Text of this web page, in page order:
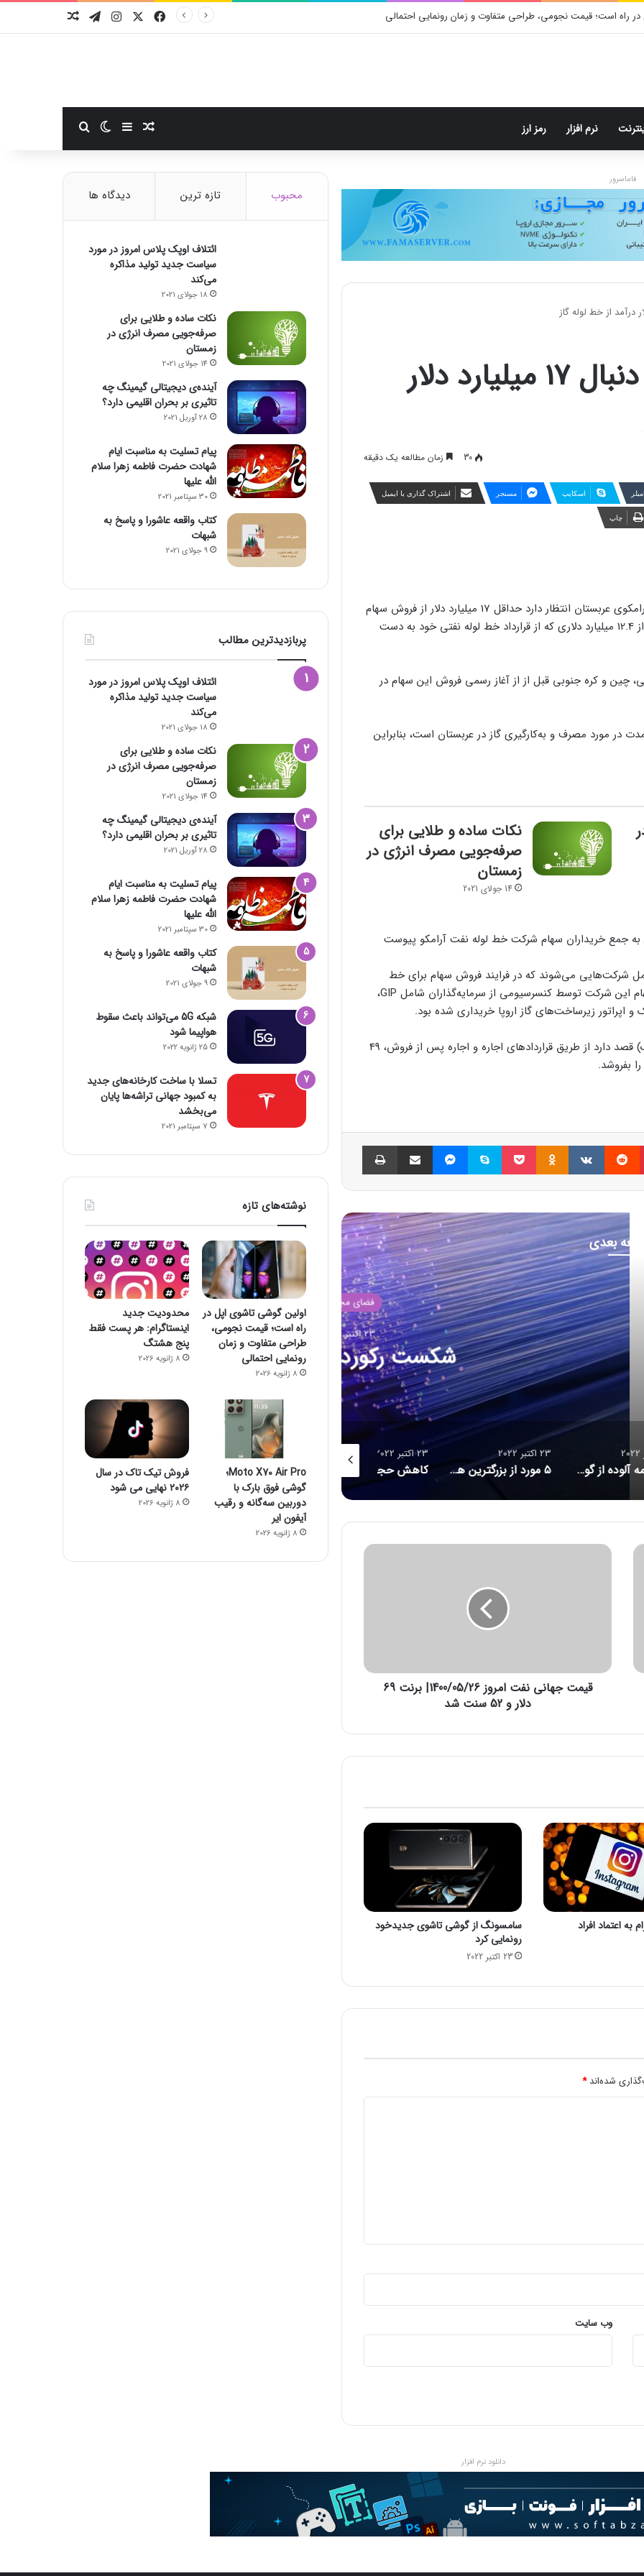
راه است؛ قیمت نجومی، طراحی متفاوت و زمان رونمایی احتمالی فیسبوکایکس اینستاگرام
تلگرام
نرم افزار رمز ارز نوشته تصادفی
سایدبارتغییر پوسته
فاماسرور
آرامکوی عربستان به دنبال 17 میلیارد دلار
30 زمان مطالعه یک دقیقه
اسکایپ مسنجر اشتراک گذاری با ایمیل
چاپ
به گزارش خبرگزاری تسنیم به نقل از عرب نیوز، شرکت آرامکوی عربستان انتظار دارد حداقل 17 میلیارد دلار از فروش سهام
خود در خط لوله‌های گاز درآمد داشته باشد، یعنی بالاتر از 12.4 میلیارد دلاری که از قرارداد خط لوله نفتی خود به دست
چین و کره جنوبی قبل از از آغاز رسمی فروش این سهام در
در مورد مصرف و به‌کارگیری گاز در عربستان است، بنابراین
نکات ساده و طلایی برای
صرفه‌جویی مصرف انرژی در
زمستان
14 جولای 2021
جمع خریداران سهام شرکت خط لوله نفت آرامکو پیوست
شرکت‌هایی می‌شوند که در فرایند فروش سهام برای خط
لوله‌های گاز شرکت نفت ملی ابوظبی حضور داشتند. سهام این شرکت توسط کنسرسیومی از سرمایه‌گذاران شامل GIP،
اپراتور زیرساخت‌های گاز اروپا خریداری شده بود.
شرکت آرامکو هم مانند شرکت نفت ملی ابوظبی (ادنوک) قصد دارد از طریق قراردادهای اجاره و اجاره پس از فروش، 49
بفروشد.
پینتریست Reddit
VKontakte
Odnoklassniki پاکت اسکایپ مسنجر اشتراک گذاری با ایمیل
بعدی
فضای مجازی
انتقال داده ۱۶ برنامه آلوده از گوگل پلی پاک شدند
۱۶ برنامه آلوده از گوگل پلی پاک شدند ۵ مورد از بزرگترین هک‌های تاریخ امنیت سایبری/ حلقه ازدواج هوشمندی که مراقب شماست/ احتمال بازبینی امنیتی آمریکا از قرارداد ماسک برای خرید توییتر کاهش حجم تراکنش‌ توکن‌های متاورس جیمز وب از توده اسرار آمیز تصویربرداری کرد
23 اکتبر 2022
چگونه یک گوشی هوشمند می‌تواند خطر مرگ شما را پیش بینی کند؟
ق
ی
ا
1
4
0
0
/
0
/
2
ر
ل
ا
قیمت جهانی نفت امروز 1400/05/26| برنت 69
دلار و 52 سنت شد
به اعتماد افراد
سامسونگ از گوشی تاشوی جدیدخود
رونمایی کرد
23 اکتبر 2022
شده‌اند*
وب‌ سایت
محبوب تازه ترین دیدگاه ها
ائتلاف اوپک پلاس امروز در مورد
سیاست جدید تولید مذاکره
می‌کند
18 جولای 2021
نکات ساده و طلایی برای
صرفه‌جویی مصرف انرژی در
زمستان
14 جولای 2021
آینده‌ی دیجیتالی گیمینگ چه
تاثیری بر بحران اقلیمی دارد؟
28 آوریل 2021
پیام تسلیت به مناسبت ایام
شهادت حضرت فاطمه زهرا سلام
الله علیها
30 سپتامبر 2021
کتاب واقعه عاشورا و پاسخ به
شبهات
9 جولای 2021
پربازدیدترین مطالب
ائتلاف اوپک پلاس امروز در مورد
سیاست جدید تولید مذاکره
می‌کند
18 جولای 2021
نکات ساده و طلایی برای
صرفه‌جویی مصرف انرژی در
زمستان
14 جولای 2021
آینده‌ی دیجیتالی گیمینگ چه
تاثیری بر بحران اقلیمی دارد؟
28 آوریل 2021
پیام تسلیت به مناسبت ایام
شهادت حضرت فاطمه زهرا سلام
الله علیها
30 سپتامبر 2021
کتاب واقعه عاشورا و پاسخ به
شبهات
9 جولای 2021
شبکه 5G می‌تواند باعث سقوط
هواپیما شود
25 ژانویه 2022
تسلا با ساخت کارخانه‌های جدید
به کمبود جهانی تراشه‌ها پایان
می‌بخشد
7 سپتامبر 2021
نوشته‌های تازه
اولین گوشی تاشوی اپل در
راه است؛ قیمت نجومی،
طراحی متفاوت و زمان
رونمایی احتمالی
8 ژانویه 2026
محدودیت جدید
اینستاگرام: هر پست فقط
پنج هشتگ
8 ژانویه 2026
Moto X70 Air Pro؛
گوشی فوق بارک با
دوربین سه‌گانه و رقیب
آیفون ایر
8 ژانویه 2026
فروش تیک تاک در سال
۲۰۲۶ نهایی می شود
8 ژانویه 2026
دانلود نرم افزار